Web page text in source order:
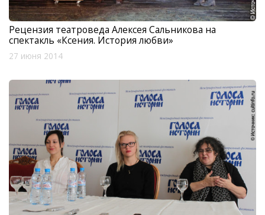
Рецензия театроведа Алексея Сальникова на
спектакль «Ксения. История любви»
27 июня 2014